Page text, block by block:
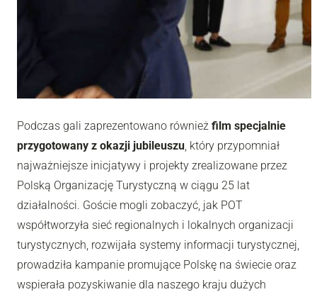
Podczas gali zaprezentowano również film specjalnie
przygotowany z okazji jubileuszu, który przypomniał
najważniejsze inicjatywy i projekty zrealizowane przez
Polską Organizację Turystyczną w ciągu 25 lat
działalności. Goście mogli zobaczyć, jak POT
współtworzyła sieć regionalnych i lokalnych organizacji
turystycznych, rozwijała systemy informacji turystycznej,
prowadziła kampanie promujące Polskę na świecie oraz
wspierała pozyskiwanie dla naszego kraju dużych